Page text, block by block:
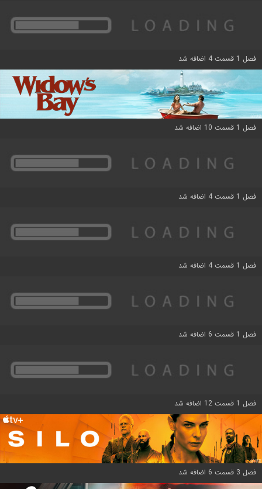
فصل 1 قسمت 4 اضافه شد
فصل 1 قسمت 10 اضافه شد
فصل 1 قسمت 4 اضافه شد
فصل 1 قسمت 4 اضافه شد
فصل 1 قسمت 6 اضافه شد
فصل 1 قسمت 12 اضافه شد
فصل 3 قسمت 6 اضافه شد